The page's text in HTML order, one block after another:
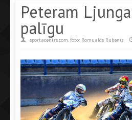
Peteram
palīgu
sportacentrs.com, foto: Romualds Rubenis